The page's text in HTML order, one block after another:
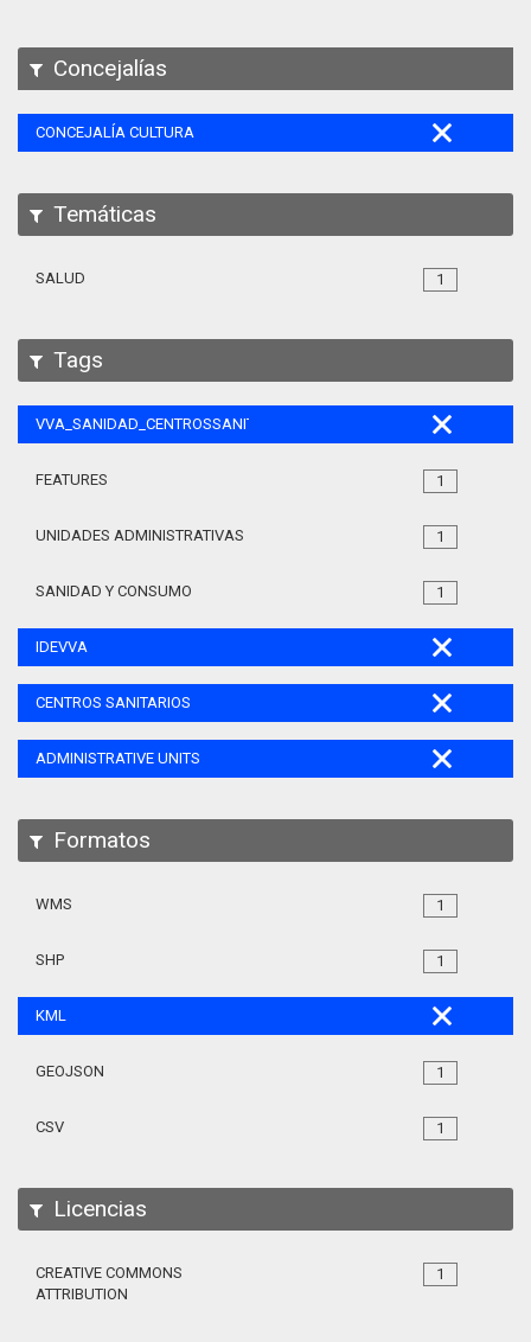
Concejalías
CONCEJALÍA CULTURA
Temáticas
1
SALUD
Tags
VVA_SANIDAD_CENTROSSANITARIOS_105
1
FEATURES
1
UNIDADES ADMINISTRATIVAS
1
SANIDAD Y CONSUMO
IDEVVA
CENTROS SANITARIOS
ADMINISTRATIVE UNITS
Formatos
1
WMS
1
SHP
KML
1
GEOJSON
1
CSV
Licencias
1
CREATIVE COMMONS
ATTRIBUTION